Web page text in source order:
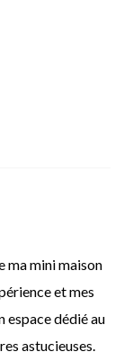
ma mini maison
et mes
espace dédié au
astucieuses.